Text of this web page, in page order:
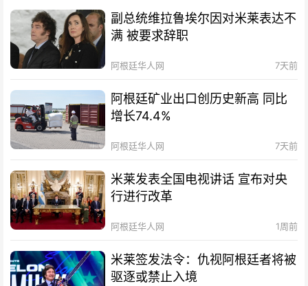
副总统维拉鲁埃尔因对米莱表达不
满 被要求辞职
阿根廷华人网 7天前
阿根廷矿业出口创历史新高 同比
增长74.4%
阿根廷华人网 7天前
米莱发表全国电视讲话 宣布对央
行进行改革
阿根廷华人网 1周前
米莱签发法令：仇视阿根廷者将被
驱逐或禁止入境